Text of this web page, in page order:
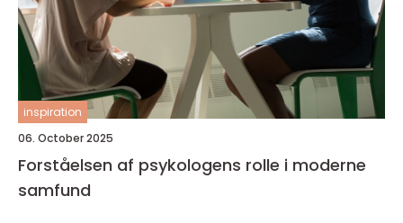
inspiration
06. October 2025
Forståelsen af psykologens rolle i moderne
samfund